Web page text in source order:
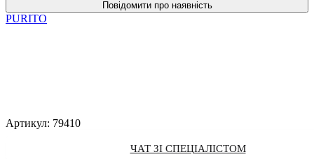
PURITO
Артикул: 79410
ЧАТ ЗІ СПЕЦІАЛІСТОМ